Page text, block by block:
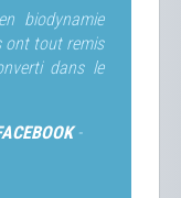
biodynamie
ont tout remis
dans le
-